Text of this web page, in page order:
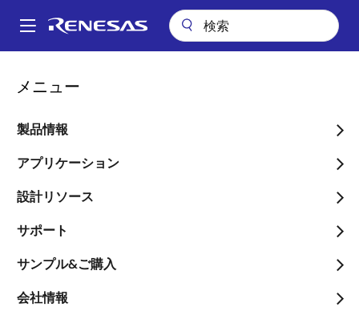
ン
Main
メニュー
製品情報
アプリケーション
設計リソース
サポート
サンプル&ご購入
会社情報
パ
ン
く
ず